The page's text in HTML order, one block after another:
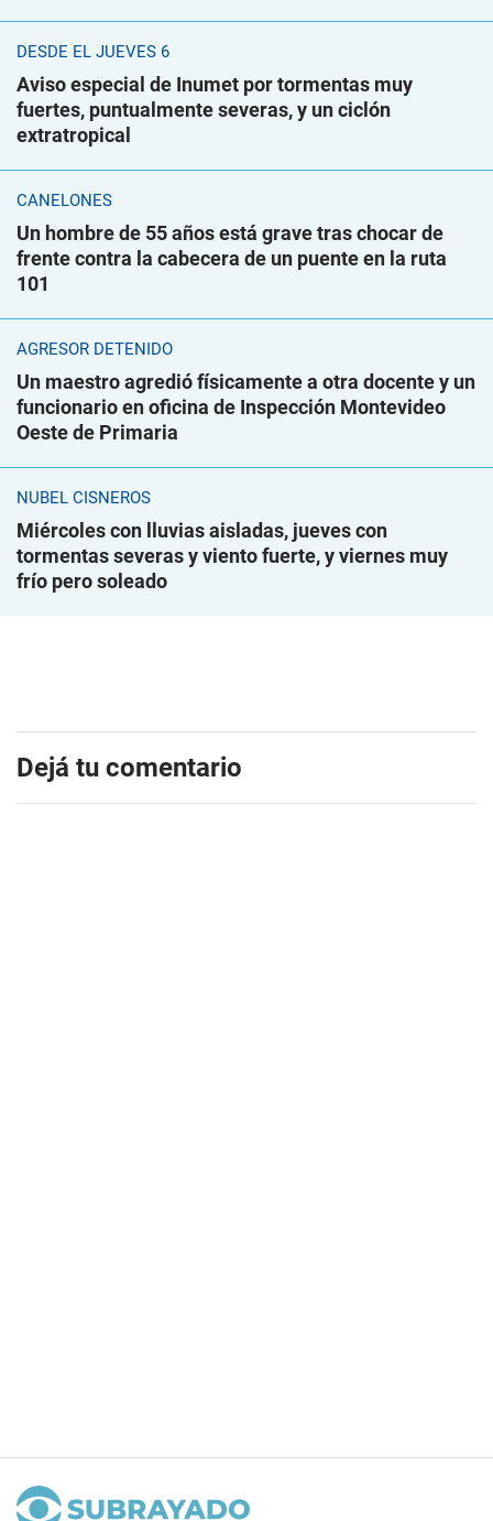
DESDE EL JUEVES 6
Aviso especial de Inumet por tormentas muy
fuertes, puntualmente severas, y un ciclón
extratropical
CANELONES
Un hombre de 55 años está grave tras chocar de
frente contra la cabecera de un puente en la ruta
101
AGRESOR DETENIDO
Un maestro agredió físicamente a otra docente y un
funcionario en oficina de Inspección Montevideo
Oeste de Primaria
NUBEL CISNEROS
Miércoles con lluvias aisladas, jueves con
tormentas severas y viento fuerte, y viernes muy
frío pero soleado
Dejá tu comentario